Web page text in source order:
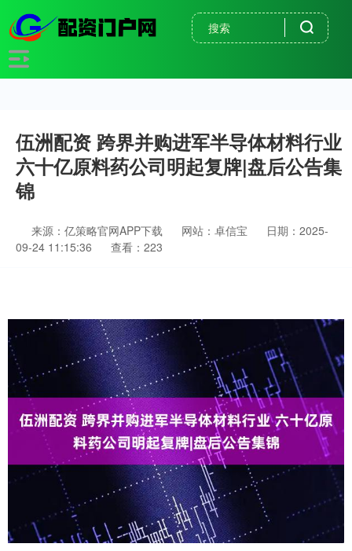
伍洲配资 跨界并购进军半导体材料行业
六十亿原料药公司明起复牌|盘后公告集
锦
来源：亿策略官网APP下载 网站：卓信宝
日期：2025-
09-24 11:15:36
查看：223